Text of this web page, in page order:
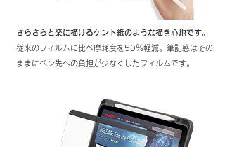
さらさらと楽に描けるケント紙のような描き心地です。
従来のフィルムに比べ摩耗度を50％軽減。筆記感はその
ままにペン先への負担が少なくしたフィルムです。